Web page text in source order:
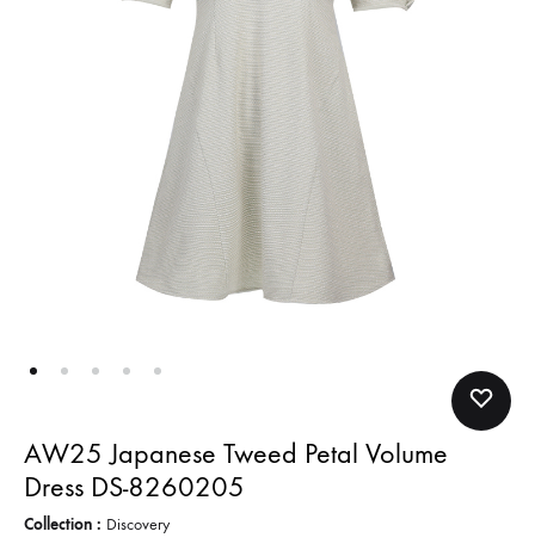
AW25 Japanese Tweed Petal Volume
Dress DS-8260205
Collection : Discovery